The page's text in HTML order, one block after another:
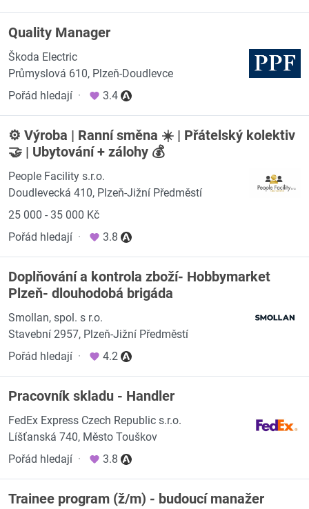
Quality Manager
Škoda Electric
Průmyslová 610, Plzeň-Doudlevce
Pořád hledají · 3.4
⚙️ Výroba | Ranní směna ☀️ | Přátelský kolektiv
🤝 | Ubytování + zálohy 💰
People Facility s.r.o.
Doudlevecká 410, Plzeň-Jižní Předměstí
25 000 - 35 000 Kč
Pořád hledají · 3.8
Doplňování a kontrola zboží- Hobbymarket
Plzeň- dlouhodobá brigáda
Smollan, spol. s r.o.
Stavební 2957, Plzeň-Jižní Předměstí
Pořád hledají · 4.2
Pracovník skladu - Handler
FedEx Express Czech Republic s.r.o.
Líšťanská 740, Město Touškov
Pořád hledají · 3.8
Trainee program (ž/m) - budoucí manažer